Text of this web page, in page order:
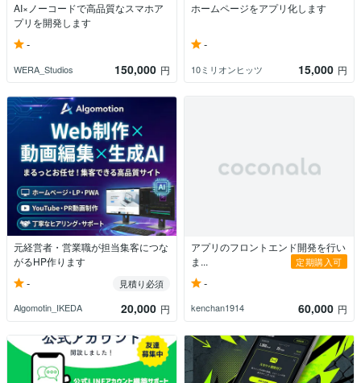
AI×ノーコードで高品質なスマホア
プリを開発します
-
WERA_Studios 150,000 円
ホームページをアプリ化します
-
10ミリオンヒッツ 15,000 円
元経営者・営業職が担当集客につな
がるHP作ります
-
見積り必須
Algomotin_IKEDA
20,000 円
アプリのフロントエンド開発を行い
ま...
定期購入可
-
kenchan1914 60,000 円